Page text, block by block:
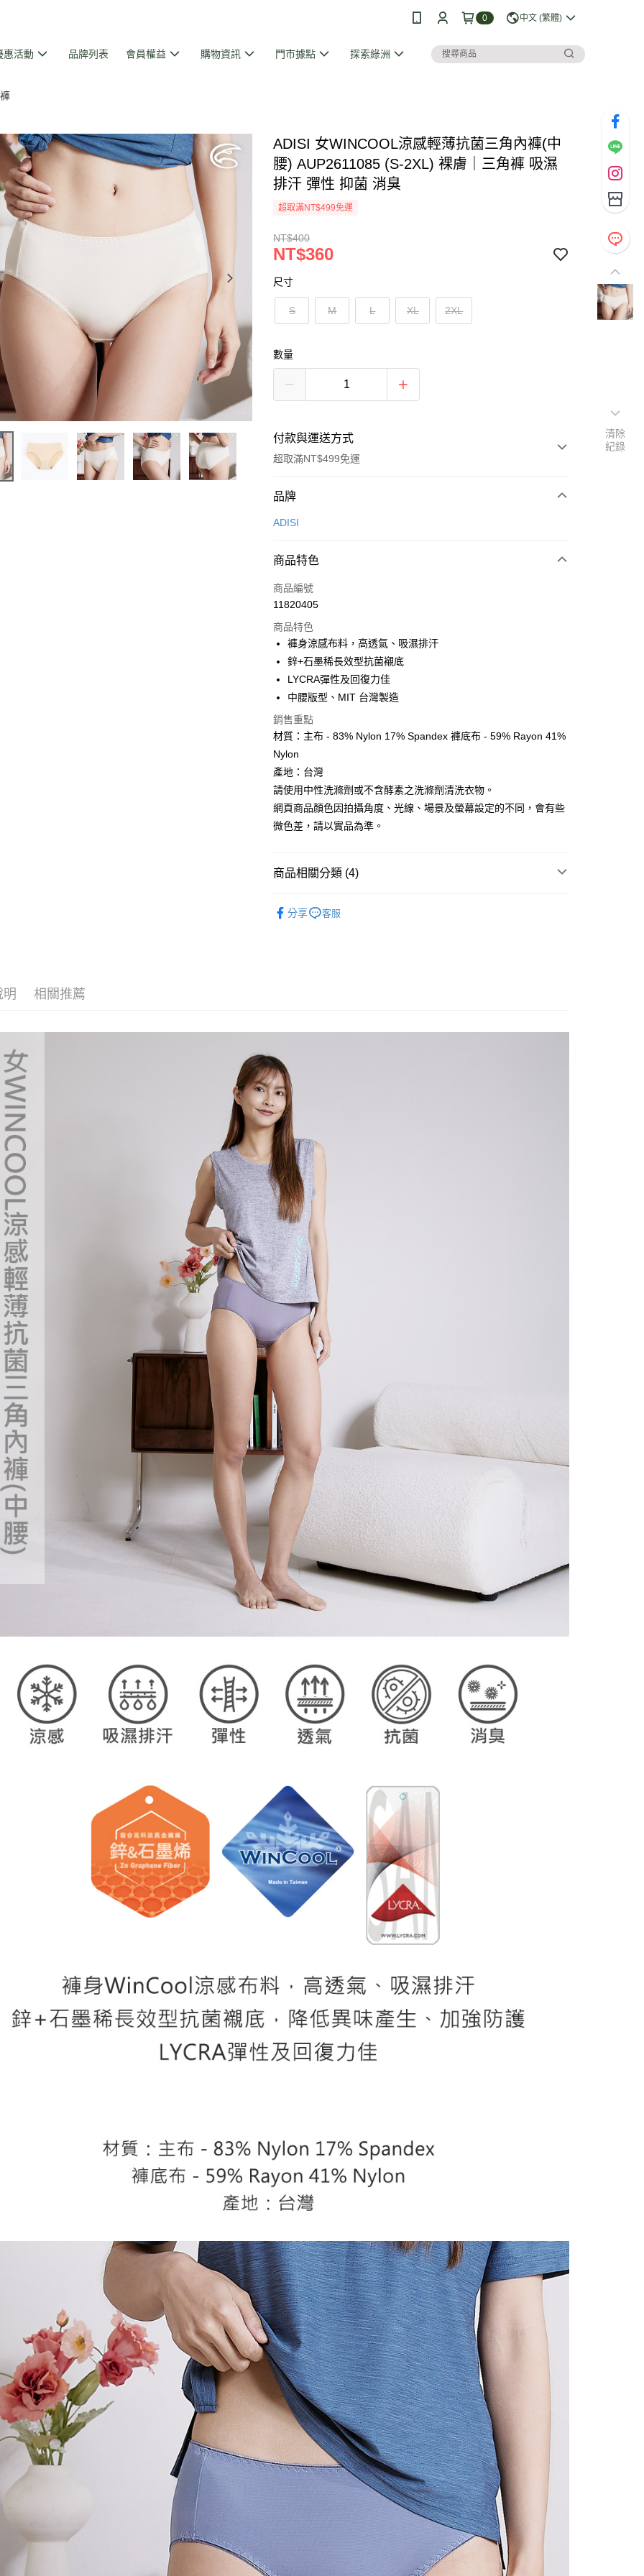
0 中文 (繁體)
惠活動 品牌列表 會員權益 購物資訊 門市據點 探索綠洲
ADISI 女WINCOOL涼感輕薄抗菌三角內褲(中
腰) AUP2611085 (S-2XL) 裸膚｜三角褲 吸濕
排汗 彈性 抑菌 消臭
超取滿NT$499免運
NT$400
NT$360
尺寸
S M L XL 2XL
數量
付款與運送方式
超取滿NT$499免運
付款方式
信用卡一次付款
Apple Pay
街口支付
悠遊付
Google Pay
AFTEE先享後付
相關說明
【關於「AFTEE先享後付」】
AFTEE先享後付是「在收到商品之後才付款」的支付方式。 讓您購物簡單
便利好安心！
１．簡單：不需註冊會員、不需綁卡、不需儲值。
３．安心：先確認商品／服務後，再付款。
１．於結帳方式選擇「AFTEE先享後付」後，將跳轉至「AFTEE先享後
付」結帳頁面，進行簡訊認證並確認金額後，即可完成結帳。
３．收到繳費通知簡訊後14天內，點擊此簡訊中的連結，可透過四大超商
／ATM／網路銀行／等多元方式進行付款，方視為交易完成。
求債權轉讓予恩沛科技股份有限公司。
２．關於個人資料處理事宜，請瀏覽以下網址：
https://aftee.tw/terms/#terms3
３．未成年的使用者請事先徵得法定代理人或監護人之同意方可使用
「AFTEE先享後付」，若未經同意申辦者引起之損失，本公司不負相關責
任。
４．使用「AFTEE先享後付」時，將依據個別帳號之用戶狀況，依本公司
即時審查核予不同之上限額度；若仍有額度不足之情形，本公司將視審查
結果請求用戶進行身份認證。
５．嚴禁一人註冊多個帳號或使用他人資訊註冊。若發現惡意使用之情
形，恩沛科技股份有限公司將有權停止該用戶之使用額度並採取法律行
動。
ATM付款
貨到付款
全家取貨付款
7-11取貨付款
免運費
貨到付款
每筆NT$130，滿NT$3,000(含以上)免運費
品牌
ADISI
商品特色
商品編號
11820405
商品特色
褲身涼感布料，高透氣、吸濕排汗
鋅+石墨稀長效型抗菌襯底
LYCRA彈性及回復力佳
中腰版型、MIT 台灣製造
銷售重點
材質：主布 - 83% Nylon 17% Spandex 褲底布 - 59% Rayon 41%
Nylon
產地：台灣
請使用中性洗滌劑或不含酵素之洗滌劑清洗衣物。
網頁商品顏色因拍攝角度、光線、場景及螢幕設定的不同，會有些
微色差，請以實品為準。
商品相關分類 (4)
分享 客服
明 相關推薦
清除
紀錄